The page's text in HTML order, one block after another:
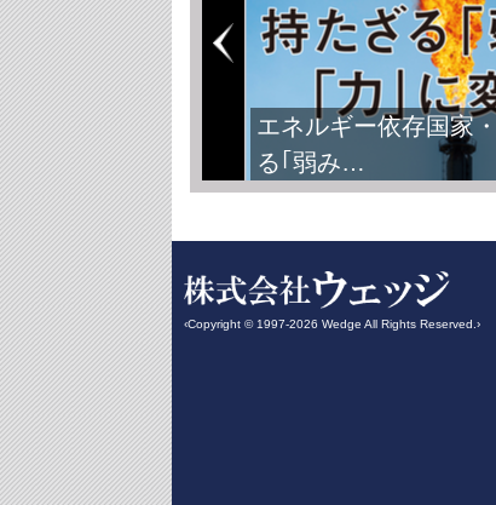
エネルギー依存国家
る｢弱み…
‹Copyright © 1997-2026 Wedge All Rights Reserved.›